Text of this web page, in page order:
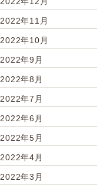
2022年11月
2022年10月
2022年9月
2022年8月
2022年7月
2022年6月
2022年5月
2022年4月
2022年3月